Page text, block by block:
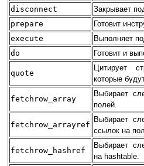
disconnect
Закрывает
prepare
Готовит
execute
Выполняет
do
Готовит и
quote
Цитирует
которые
fetchrow_array
Выбирает
полей.
fetchrow_arrayref
Выбирает
ссылок на
fetchrow_hashref
Выбирает
на hashtable.